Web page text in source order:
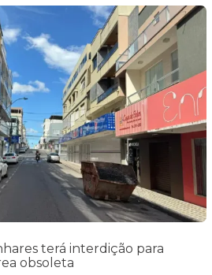
terá interdição para
obsoleta